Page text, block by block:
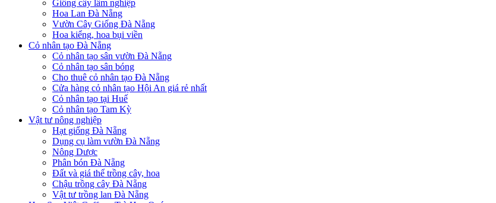
Giống cây lâm nghiệp
Hoa Lan Đà Nẵng
Vườn Cây Giống Đà Nẵng
Hoa kiểng, hoa bụi viền
Cỏ nhân tạo Đà Nẵng
Cỏ nhân tạo sân vườn Đà Nẵng
Cỏ nhân tạo sân bóng
Cho thuê cỏ nhân tạo Đà Nẵng
Cửa hàng cỏ nhân tạo Hội An giá rẻ nhất
Cỏ nhân tạo tại Huế
Cỏ nhân tạo Tam Kỳ
Vật tư nông nghiệp
Hạt giống Đà Nẵng
Dụng cụ làm vườn Đà Nẵng
Nông Dược
Phân bón Đà Nẵng
Đất và giá thể trồng cây, hoa
Chậu trồng cây Đà Nẵng
Vật tư trồng lan Đà Nẵng